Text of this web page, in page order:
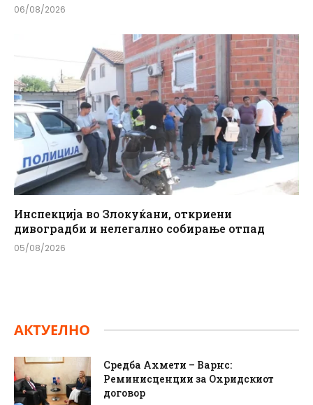
06/08/2026
Инспекција во Злокуќани, откриени
дивоградби и нелегално собирање отпад
05/08/2026
АКТУЕЛНО
Средба Ахмети – Варнс:
Реминисценции за Охридскиот
договор